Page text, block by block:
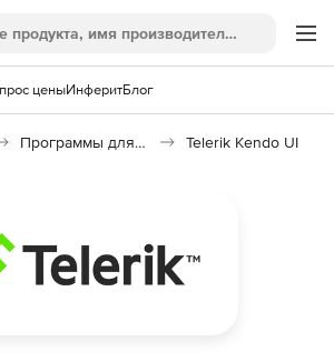
ценыИнферитБлог
Программы для разработки ПО Telerik Kendo UI